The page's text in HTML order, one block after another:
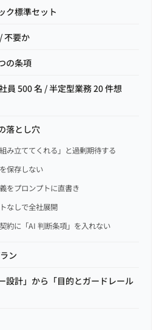
ク標準セット
不要か
の条項
員 500 名 / 半定型業務 20 件想
落とし穴
み立ててくれる」と過剰期待する
保存しない
をプロンプトに直書き
なしで全社展開
約に「AI 判断条項」を入れない
ン
設計」から「目的とガードレール